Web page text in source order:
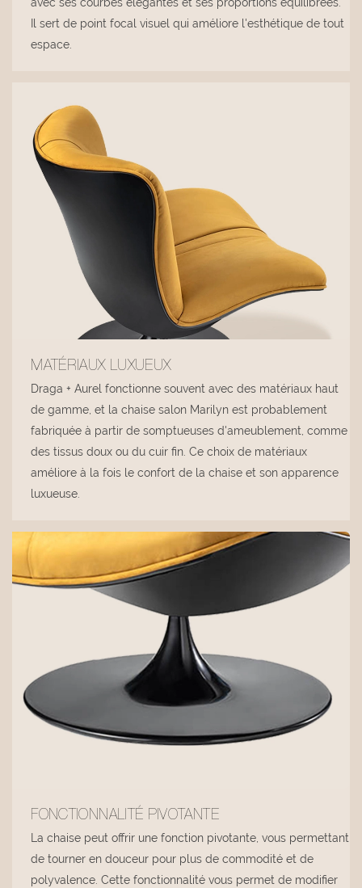
Il sert de point focal visuel qui améliore l'esthétique de tout
espace.
MATÉRIAUX LUXUEUX
Draga + Aurel fonctionne souvent avec des matériaux haut
de gamme, et la chaise salon Marilyn est probablement
fabriquée à partir de somptueuses d'ameublement, comme
des tissus doux ou du cuir fin. Ce choix de matériaux
améliore à la fois le confort de la chaise et son apparence
luxueuse.
FONCTIONNALITÉ PIVOTANTE
La chaise peut offrir une fonction pivotante, vous permettant
de tourner en douceur pour plus de commodité et de
polyvalence. Cette fonctionnalité vous permet de modifier